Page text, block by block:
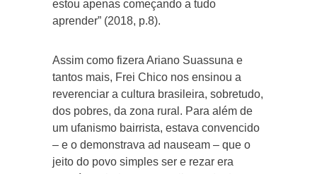
estou apenas começando a tudo
aprender” (2018, p.8).
Assim como fizera Ariano Suassuna e
tantos mais, Frei Chico nos ensinou a
reverenciar a cultura brasileira, sobretudo,
dos pobres, da zona rural. Para além de
um ufanismo bairrista, estava convencido
– e o demonstrava ad nauseam – que o
jeito do povo simples ser e rezar era